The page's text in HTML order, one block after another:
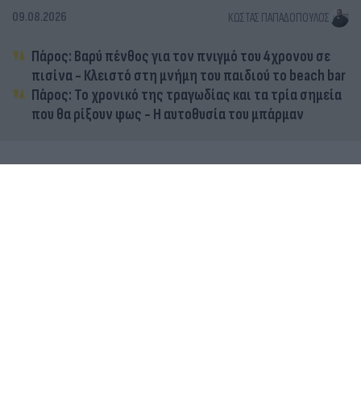
09.08.2026 ΚΏΣΤΑΣ ΠΑΠΑΔΌΠΟΥΛΟΣ
Πάρος: Βαρύ πένθος για τον πνιγμό του 4χρονου σε
πισίνα - Κλειστό στη μνήμη του παιδιού το beach bar
Πάρος: Το χρονικό της τραγωδίας και τα τρία σημεία
που θα ρίξουν φως - Η αυτοθυσία του μπάρμαν